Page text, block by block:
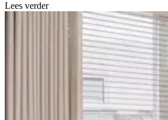
Lees verder